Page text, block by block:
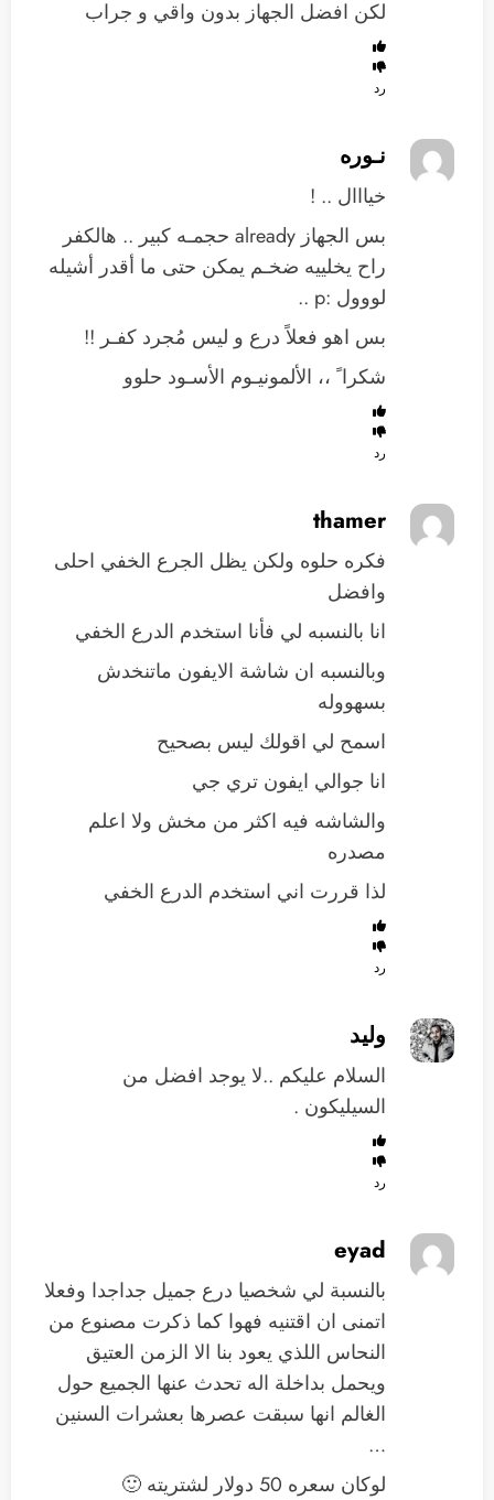
لكن افضل الجهاز بدون واقي و جراب
رد
نـوره
خيااال .. !
بس الجهاز already حجمـه كبير .. هالكفر
راح يخلييه ضخـم يمكن حتى ما أقدر أشيله
لووول :p ..
بس اهو فعلاً درع و ليس مُجرد كفـر !!
شكرا ً ،، الألمونيـوم الأسـود حلوو
رد
thamer
فكره حلوه ولكن يظل الجرع الخفي احلى
وافضل
انا بالنسبه لي فأنا استخدم الدرع الخفي
وبالنسبه ان شاشة الايفون ماتنخدش
بسهووله
اسمح لي اقولك ليس بصحيح
انا جوالي ايفون تري جي
والشاشه فيه اكثر من مخش ولا اعلم
مصدره
لذا قررت اني استخدم الدرع الخفي
رد
وليد
السلام عليكم ..لا يوجد افضل من
السيليكون .
رد
eyad
بالنسبة لي شخصيا درع جميل جداجدا وفعلا
اتمنى ان اقتنيه فهوا كما ذكرت مصنوع من
النحاس اللذي يعود بنا الا الزمن العتيق
ويحمل بداخلة اله تحدث عنها الجميع حول
الغالم انها سبقت عصرها بعشرات السنين
…
لوكان سعره 50 دولار لشتريته 🙂